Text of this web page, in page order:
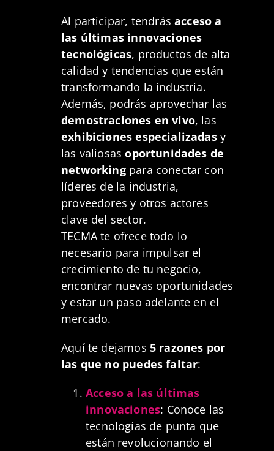
Al participar, tendrásacceso a
las últimas innovaciones
tecnológicas, productos de alta
calidad y tendencias que están
transformando la industria.
Además, podrás aprovechar las
demostraciones en vivo, las
exhibiciones especializadasy
las valiosasoportunidades de
networkingpara conectar con
líderes de la industria,
proveedores y otros actores
clave del sector.
TECMA te ofrece todo lo
necesario para impulsar el
crecimiento de tu negocio,
encontrar nuevas oportunidades
y estar un paso adelante en el
mercado.
Aquí te dejamos 5 razones por
las que no puedes faltar:
Acceso a las últimas
innovaciones: Conoce las
tecnologías de punta que
están revolucionando el